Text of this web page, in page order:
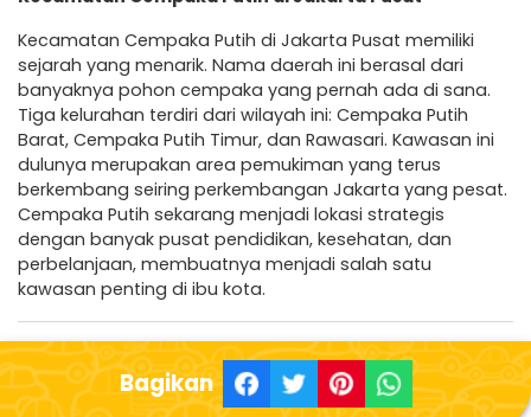
Kecamatan Cempaka Putih di Jakarta Pusat memiliki
sejarah yang menarik. Nama daerah ini berasal dari
banyaknya pohon cempaka yang pernah ada di sana.
Tiga kelurahan terdiri dari wilayah ini: Cempaka Putih
Barat, Cempaka Putih Timur, dan Rawasari. Kawasan ini
dulunya merupakan area pemukiman yang terus
berkembang seiring perkembangan Jakarta yang pesat.
Cempaka Putih sekarang menjadi lokasi strategis
dengan banyak pusat pendidikan, kesehatan, dan
perbelanjaan, membuatnya menjadi salah satu
kawasan penting di ibu kota.
Bagikan